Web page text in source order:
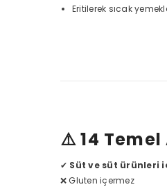
Eritilerek sıcak
⚠️ 14 Temel
✔ Süt ve süt ürünleri
❌ Gluten içermez